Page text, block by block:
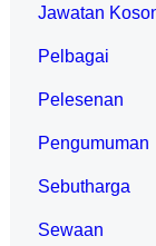
Jawatan
Pelbagai
Pelesenan
Pengumuman
Sebutharga
Sewaan